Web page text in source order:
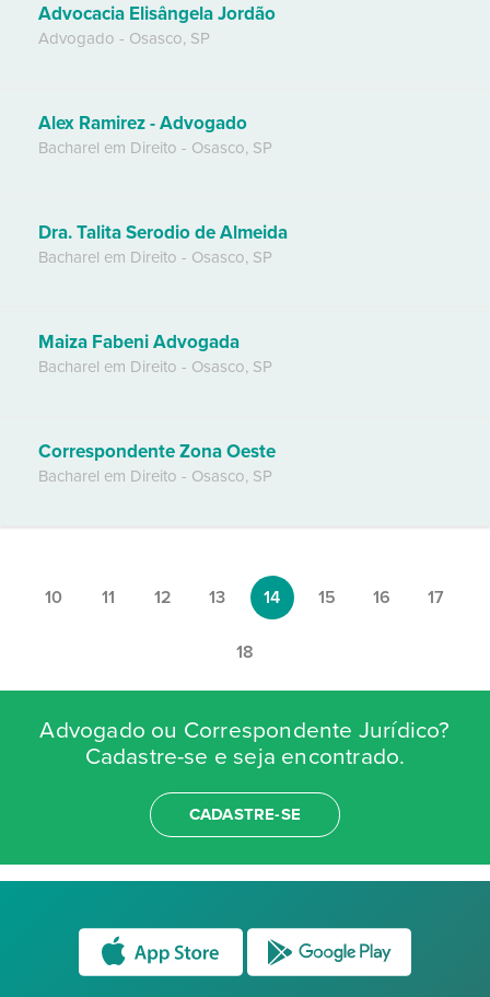
Advocacia Elisângela Jordão
Advogado - Osasco, SP
Alex Ramirez - Advogado
Bacharel em Direito - Osasco, SP
Dra. Talita Serodio de Almeida
Bacharel em Direito - Osasco, SP
Maiza Fabeni Advogada
Bacharel em Direito - Osasco, SP
Correspondente Zona Oeste
Bacharel em Direito - Osasco, SP
10 11 12 13 14 15 16 17
18
Advogado ou Correspondente Jurídico?
Cadastre-se e seja encontrado.
CADASTRE-SE